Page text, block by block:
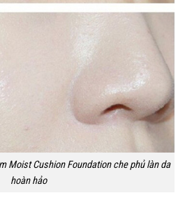
Moist Cushion Foundation che phủ làn da
hoàn hảo